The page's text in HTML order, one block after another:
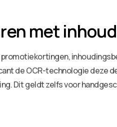
met
de OCR-technologie deze
Dit geldt zelfs voor